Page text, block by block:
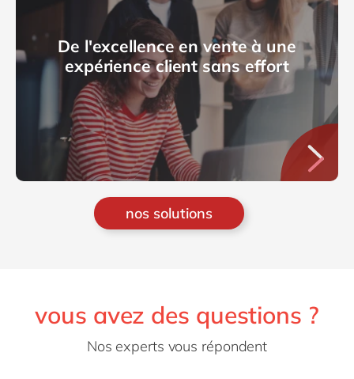
De l'excellence en vente à une
expérience client sans effort
nos solutions
vous avez des questions ?
Nos experts vous répondent